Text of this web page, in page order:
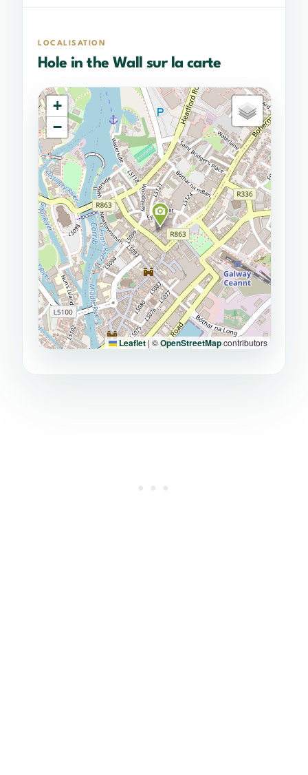
LOCALISATION
Hole in the Wall sur la carte
+
−
Leaflet|©OpenStreetMapcontributors